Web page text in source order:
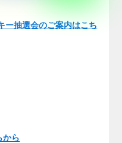
ー抽選会のご案内はこち
から